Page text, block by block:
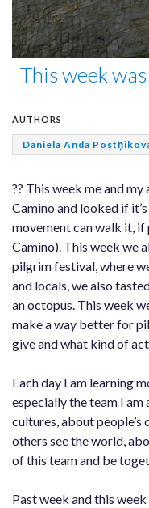
This week
AUTHORS
Daniela Anda
?? This week me and
Camino and looked if
movement can walk it,
Camino). This week we
pilgrim festival, where
and locals, we also
an octopus. This week
make a way better for
give and what kind of
Each day I am learning
especially the team I
cultures, about
others see the world,
of this team and be
Past week and this